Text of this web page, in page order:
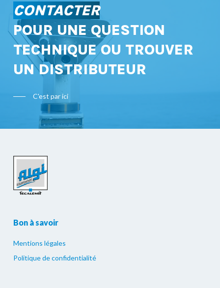
CONTACTER
POUR UNE QUESTION
TECHNIQUE OU TROUVER
UN DISTRIBUTEUR
C'est par ici
Bon à savoir
Mentions légales
Politique de confidentialité